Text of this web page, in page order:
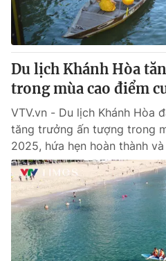
Du lịch Khánh Hòa
trong mùa cao điểm
VTV.vn - Du lịch Khánh Hòa
tăng trưởng ấn tượng trong
2025, hứa hẹn hoàn thành